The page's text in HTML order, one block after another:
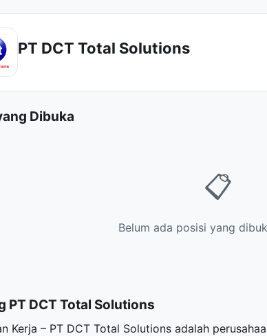
PT DCT Total Solutions
Dibuka
📋
Belum ada posisi yang
PT DCT Total Solutions
Kerja – PT DCT Total Solutions adalah